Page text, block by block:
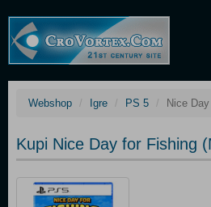
Webshop Igre PS 5 Nice
Kupi Nice Day for Fishing